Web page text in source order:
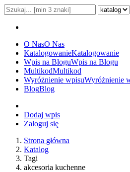
O NasO Nas
KatalogowanieKatalogowanie
Wpis na BloguWpis na Blogu
MultikodMultikod
Wyróżnienie wpisuWyróżnienie
BlogBlog
Dodaj wpis
Zaloguj się
Strona główna
Katalog
Tagi
akcesoria kuchenne